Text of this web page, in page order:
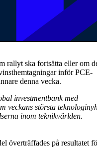
rallyt ska fortsätta eller om
inför PCE-
denna vecka.
investmentbank med
veckans största
inom teknikvärlden.
överträffades på resultatet